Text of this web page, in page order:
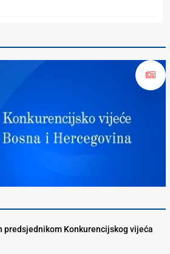
predsjednikom Konkurencijskog vijeća